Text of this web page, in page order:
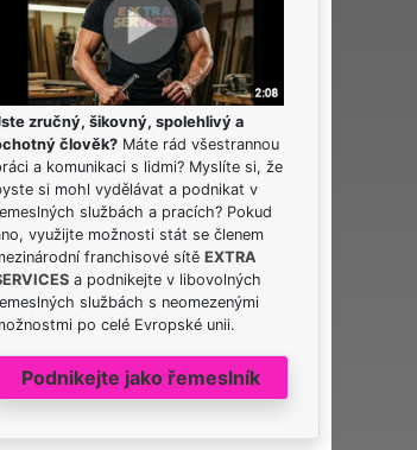
zručný, šikovný, spolehlivý a
člověk? Máte rád všestrannou
a komunikaci s lidmi? Myslíte si, že
si mohl vydělávat a podnikat v
službách a pracích? Pokud
využijte možnosti stát se členem
franchisové sítěEXTRA
a podnikejte v libovolných
službách s neomezenými
po celé Evropské unii.
Podnikejte jako řemeslník